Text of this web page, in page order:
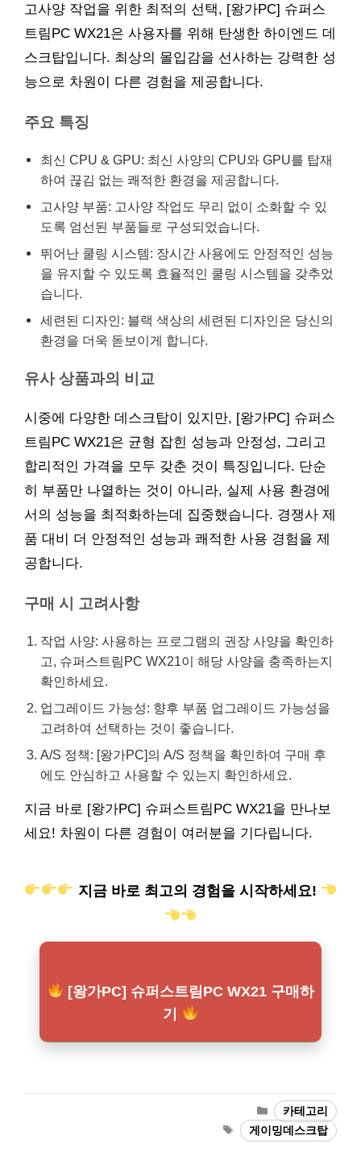
고사양 작업을 위한 최적의 선택, [왕가PC] 슈퍼스
트림PC WX21은 사용자를 위해 탄생한 하이엔드 데
스크탑입니다. 최상의 몰입감을 선사하는 강력한 성
능으로 차원이 다른 경험을 제공합니다.
주요 특징
최신 CPU & GPU: 최신 사양의 CPU와 GPU를 탑재
하여 끊김 없는 쾌적한 환경을 제공합니다.
고사양 부품: 고사양 작업도 무리 없이 소화할 수 있
도록 엄선된 부품들로 구성되었습니다.
뛰어난 쿨링 시스템: 장시간 사용에도 안정적인 성능
을 유지할 수 있도록 효율적인 쿨링 시스템을 갖추었
습니다.
세련된 디자인: 블랙 색상의 세련된 디자인은 당신의
환경을 더욱 돋보이게 합니다.
유사 상품과의 비교
시중에 다양한 데스크탑이 있지만, [왕가PC] 슈퍼스
트림PC WX21은 균형 잡힌 성능과 안정성, 그리고
합리적인 가격을 모두 갖춘 것이 특징입니다. 단순
히 부품만 나열하는 것이 아니라, 실제 사용 환경에
서의 성능을 최적화하는데 집중했습니다. 경쟁사 제
품 대비 더 안정적인 성능과 쾌적한 사용 경험을 제
공합니다.
구매 시 고려사항
작업 사양: 사용하는 프로그램의 권장 사양을 확인하
고, 슈퍼스트림PC WX21이 해당 사양을 충족하는지
확인하세요.
업그레이드 가능성: 향후 부품 업그레이드 가능성을
고려하여 선택하는 것이 좋습니다.
A/S 정책: [왕가PC]의 A/S 정책을 확인하여 구매 후
에도 안심하고 사용할 수 있는지 확인하세요.
지금 바로 [왕가PC] 슈퍼스트림PC WX21을 만나보
세요! 차원이 다른 경험이 여러분을 기다립니다.
지금 바로 최고의 경험을 시작하세요!
[왕가PC] 슈퍼스트림PC WX21 구매하
기
카
테
고
카테고리
태
그
게이밍데스크탑